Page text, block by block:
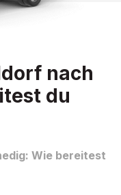
nach
du
Wie bereitest